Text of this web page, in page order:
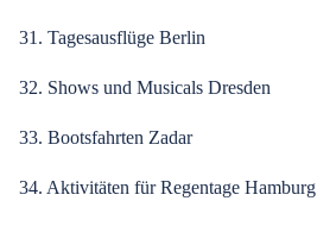
31. Tagesausflüge Berlin
32. Shows und Musicals Dresden
33. Bootsfahrten Zadar
34. Aktivitäten für Regentage Hamburg